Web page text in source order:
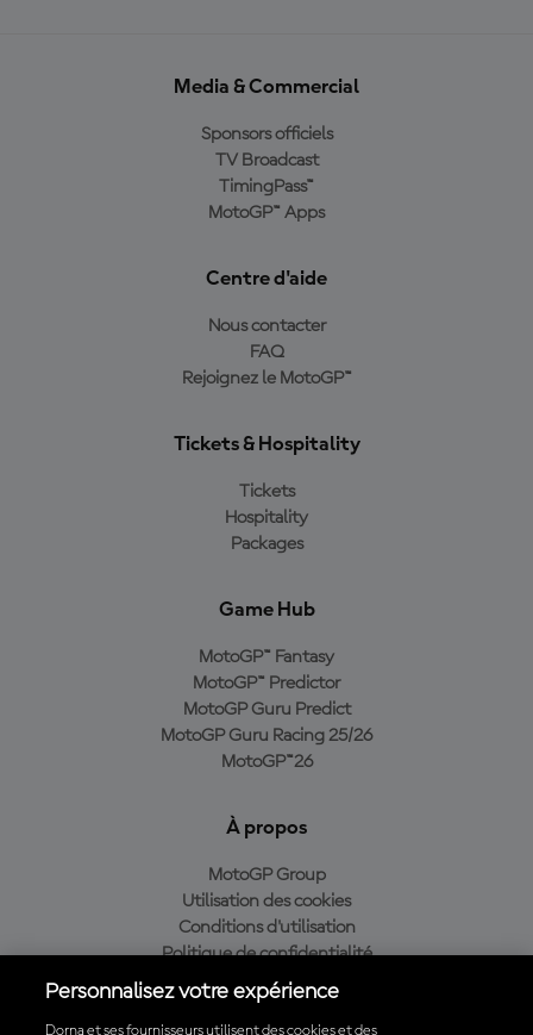
Media & Commercial
Sponsors officiels
TV Broadcast
TimingPass™
MotoGP™ Apps
Centre d'aide
Nous contacter
FAQ
Rejoignez le MotoGP™
Tickets & Hospitality
Tickets
Hospitality
Packages
Game Hub
MotoGP™ Fantasy
MotoGP™ Predictor
MotoGP Guru Predict
MotoGP Guru Racing 25/26
MotoGP™26
À propos
MotoGP Group
Utilisation des cookies
Conditions d'utilisation
Politique de confidentialité
Politique d’achat
Personnalisez votre expérience
Dorna et ses fournisseurs utilisent des cookies et des